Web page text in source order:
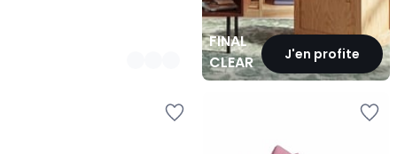
FINAL
CLEARANCEJ'en profite